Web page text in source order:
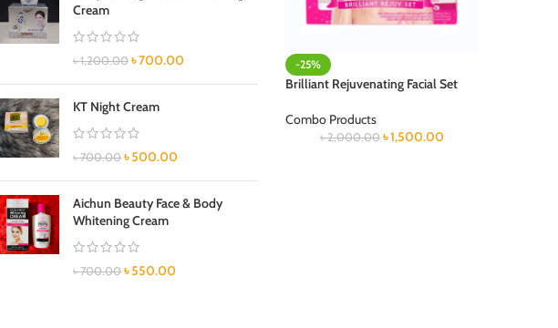
Cream
৳1,200.00 ৳700.00
KT Night Cream
৳700.00 ৳500.00
Aichun Beauty Face & Body
Whitening Cream
৳700.00 ৳550.00
-25%
Brilliant Rejuvenating Facial Set
Combo Products
৳2,000.00 ৳1,500.00